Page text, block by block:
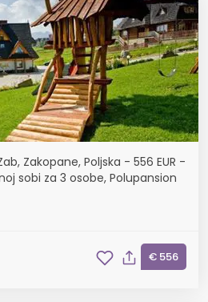
Zakopane, Poljska - 556 EUR -
sobi za 3 osobe, Polupansion
€ 556